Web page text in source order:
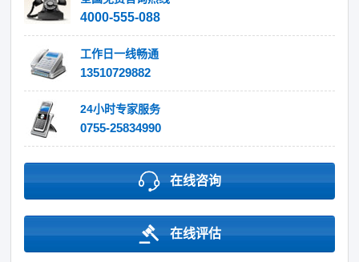
4000-555-088
工作日一线畅通
13510729882
24小时专家服务
0755-25834990
在线咨询
在线评估